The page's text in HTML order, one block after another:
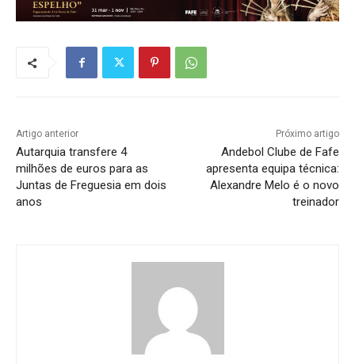
Artigo anterior
Autarquia transfere 4
milhões de euros para as
Juntas de Freguesia em dois
anos
Próximo artigo
Andebol Clube de Fafe
apresenta equipa técnica:
Alexandre Melo é o novo
treinador